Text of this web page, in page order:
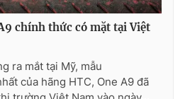
chính thức có mặt tại Việt
ra mắt tại Mỹ, mẫu
của hãng HTC, One A9 đã